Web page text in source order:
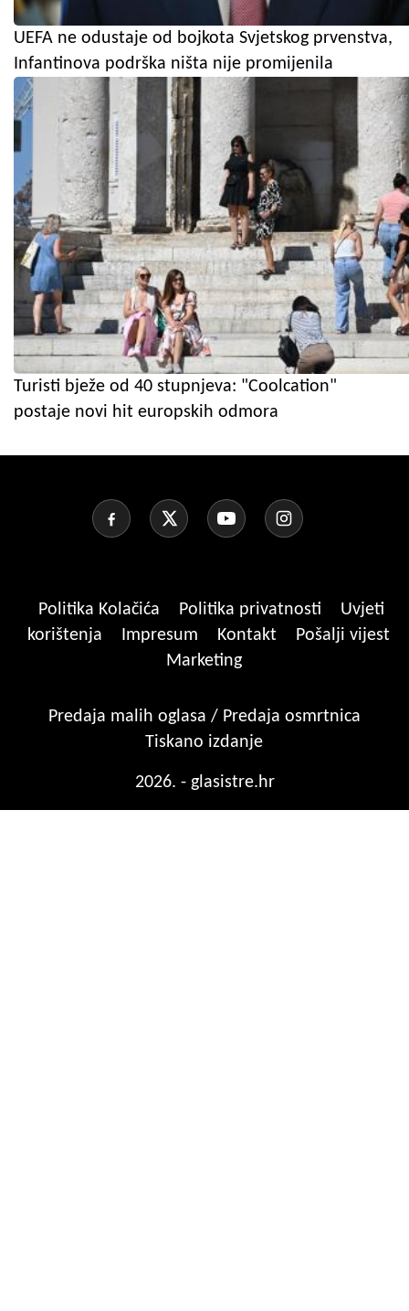
UEFA ne odustaje od bojkota Svjetskog prvenstva,
Infantinova podrška ništa nije promijenila
Turisti bježe od 40 stupnjeva: "Coolcation"
postaje novi hit europskih odmora
Politika Kolačića Politika privatnosti
Uvjeti
korištenja
Impresum Kontakt
Pošalji vijest
Marketing
Predaja malih oglasa / Predaja osmrtnica
Tiskano izdanje
2026. - glasistre.hr